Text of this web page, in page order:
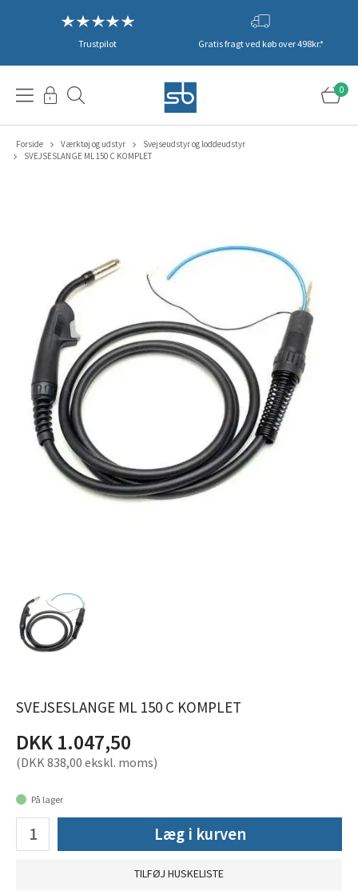
Trustpilot Gratis fragt ved køb over 498kr.*
0
Forside Værktøj og udstyr
Svejseudstyr og loddeudstyr
SVEJSESLANGE ML 150 C KOMPLET
SVEJSESLANGE ML 150 C KOMPLET
DKK 1.047,50
(DKK 838,00 ekskl. moms)
På lager
Læg i kurven
TILFØJ HUSKELISTE